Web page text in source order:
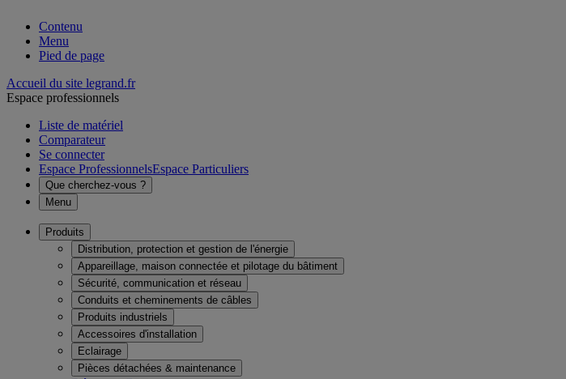
Contenu
Menu
Pied de page
Accueil du site legrand.fr
Espace professionnels
Liste de matériel
Comparateur
Se connecter
Espace ProfessionnelsEspace Particuliers
Que cherchez-vous ?
Menu
Produits
Distribution, protection et gestion de l'énergie
Appareillage, maison connectée et pilotage du bâtiment
Sécurité, communication et réseau
Conduits et cheminements de câbles
Produits industriels
Accessoires d'installation
Eclairage
Pièces détachées & maintenance